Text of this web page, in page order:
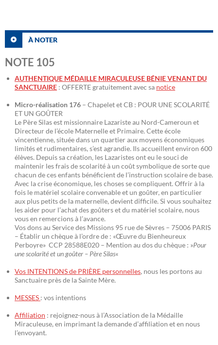
À NOTER
NOTE 105
AUTHENTIQUE MÉDAILLE MIRACULEUSE BÉNIE VENANT DU
SANCTUAIRE : OFFERTE gratuitement avec sa notice
Micro-réalisation 176 – Chapelet et CB : POUR UNE SCOLARITÉ
ET UN GOÛTER
Le Père Silas est missionnaire Lazariste au Nord-Cameroun et
Directeur de l’école Maternelle et Primaire. Cette école
vincentienne, située dans un quartier aux moyens économiques
limités et rudimentaires, s’est agrandie. Ils accueillent environ 600
élèves. Depuis sa création, les Lazaristes ont eu le souci de
maintenir les frais de scolarité à un coût symbolique de sorte que
chacun de ces enfants bénéficient de l’instruction scolaire de base.
Avec la crise économique, les choses se compliquent. Offrir à la
fois le matériel scolaire convenable et un goûter, en particulier
aux plus petits de la maternelle, devient difficile. Si vous souhaitez
les aider pour l’achat des goûters et du matériel scolaire, nous
vous en remercions à l’avance.
Vos dons au Service des Missions 95 rue de Sèvres – 75006 PARIS
– Établir un chèque à l’ordre de : «Œuvre du Bienheureux
Perboyre» CCP 28588E020 – Mention au dos du chèque : »Pour
une scolarité et un goûter – Père Silas«
Vos INTENTIONS de PRIÈRE personnelles, nous les portons au
Sanctuaire près de la Sainte Mère.
MESSES : vos intentions
Affiliation : rejoignez-nous à l’Association de la Médaille
Miraculeuse, en imprimant la demande d’affiliation et en nous
l’envoyant.